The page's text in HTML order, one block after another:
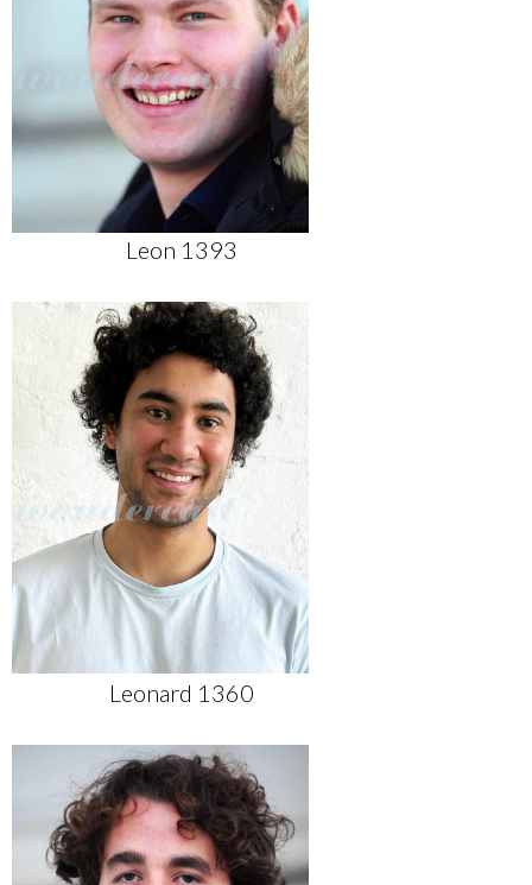
Leon 1393
Leonard 1360